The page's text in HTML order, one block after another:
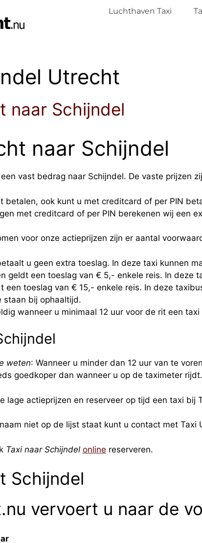
Luchthaven Taxi
Utrecht
naar Schijndel
naar Schijndel
vast bedrag naar Schijndel. De vaste prijzen
betalen, ook kunt u met creditcard of per PIN
met creditcard of per PIN berekenen wij een
voor onze actieprijzen zijn er aantal
u geen extra toeslag. In deze taxi kunnen
geldt een toeslag van € 5,- enkele reis. In deze
een toeslag van € 15,- enkele reis. In deze
staan bij ophaaltijd.
wanneer u minimaal 12 uur voor de rit een
weten: Wanneer u minder dan 12 uur van te
goedkoper dan wanneer u op de taximeter rijdt.
lage actieprijzen en reserveer op tijd een taxi bij
niet op de lijst staat kunt u contact met
Taxi naar Schijndel online reserveren.
Schijndel
vervoert u naar de